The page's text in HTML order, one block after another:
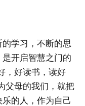
学习，不断的思
开启智慧之门的
，好读书，读好
父母的我们，就把
的人，作为自己